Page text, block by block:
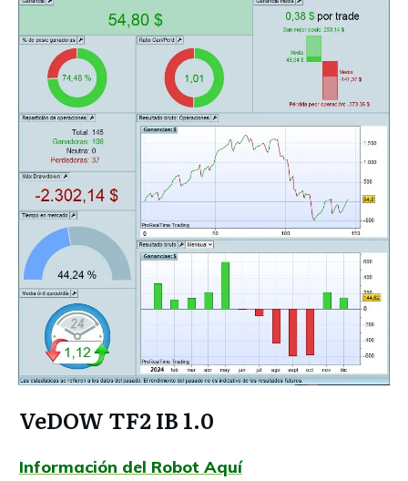
VeDOW TF2 IB 1.0
Información del Robot Aquí